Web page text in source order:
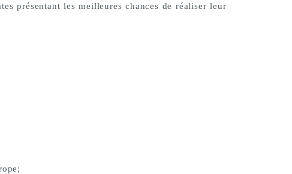
présentant les meilleures chances de réaliser leur